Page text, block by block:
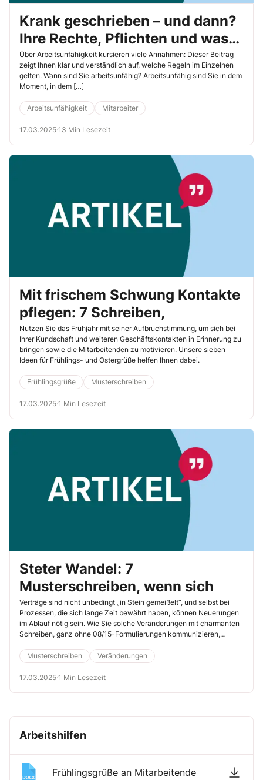
Krank geschrieben – und dann?
Ihre Rechte, Pflichten und was
Sie beachten sollten
Über Arbeitsunfähigkeit kursieren viele Annahmen: Dieser Beitrag
zeigt Ihnen klar und verständlich auf, welche Regeln im Einzelnen
gelten. Wann sind Sie arbeitsunfähig? Arbeitsunfähig sind Sie in dem
Moment, in dem […]
Arbeitsunfähigkeit Mitarbeiter
17.03.2025·13 Min Lesezeit
Mit frischem Schwung Kontakte
pflegen: 7 Schreiben,
Nutzen Sie das Frühjahr mit seiner Aufbruchstimmung, um sich bei
Ihrer Kundschaft und weiteren Geschäftskontakten in Erinnerung zu
bringen sowie die Mitarbeitenden zu motivieren. Unsere sieben
Ideen für Frühlings- und Ostergrüße helfen Ihnen dabei.
Frühlingsgrüße Musterschreiben
17.03.2025·1 Min Lesezeit
Steter Wandel: 7
Musterschreiben, wenn sich
Verträge sind nicht unbedingt „in Stein gemeißelt“, und selbst bei
Prozessen, die sich lange Zeit bewährt haben, können Neuerungen
im Ablauf nötig sein. Wie Sie solche Veränderungen mit charmanten
Schreiben, ganz ohne 08/15-Formulierungen kommunizieren,
Musterschreiben
Veränderungen
17.03.2025·1 Min Lesezeit
Arbeitshilfen
Frühlingsgrüße an Mitarbeitende